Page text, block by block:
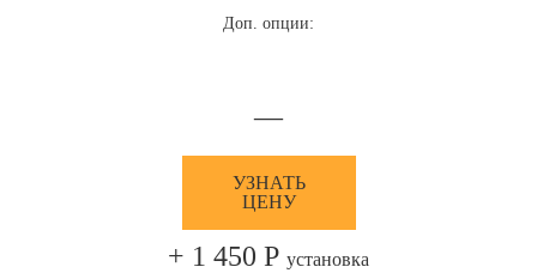
Доп. опции:
—
УЗНАТЬ
ЦЕНУ
+ 1 450 Р установка